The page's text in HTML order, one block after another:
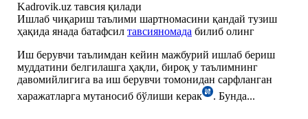
Kadrovik.uz тавсия қилади
Ишлаб чиқариш таълими шартномасини қандай тузиш
ҳақида янада батафсил тавсияномада билиб олинг
Иш берувчи таълимдан кейин мажбурий ишлаб бериш
муддатини белгилашга ҳақли, бироқ у таълимнинг
давомийлигига ва иш берувчи томонидан сарфланган
харажатларга мутаносиб бўлиши керак
. Бунда...